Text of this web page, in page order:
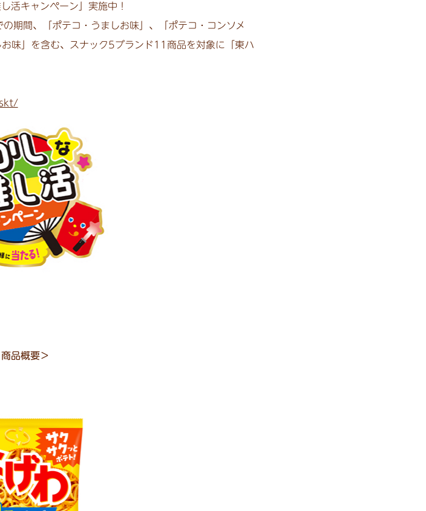
活キャンペーン」実施中！
間、「ポテコ・うましお味」、「ポテコ・コンソメ
味」を含む、スナック5ブランド11商品を対象に「東ハ
商品概要＞